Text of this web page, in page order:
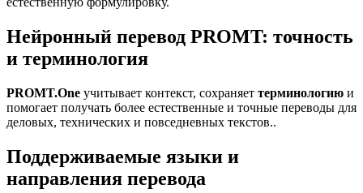
Нейронный перевод PROMT: точность
и терминология
PROMT.One учитывает контекст, сохраняет терминологию и
помогает получать более естественные и точные переводы для
деловых, технических и повседневных текстов..
Поддерживаемые языки и
направления перевода